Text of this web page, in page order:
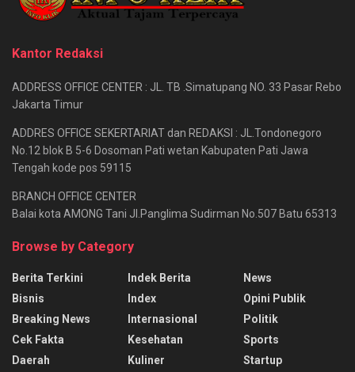
Kantor Redaksi
ADDRESS OFFICE CENTER : JL. TB .Simatupang NO. 33 Pasar Rebo
Jakarta Timur
ADDRES OFFICE SEKERTARIAT dan REDAKSI : JL.Tondonegoro
No.12 blok B 5-6 Dosoman Pati wetan Kabupaten Pati Jawa
Tengah kode pos 59115
BRANCH OFFICE CENTER
Balai kota AMONG Tani Jl.Panglima Sudirman No.507 Batu 65313
Browse by Category
Berita Terkini
Bisnis
Breaking News
Cek Fakta
Daerah
Indek Berita
Index
Internasional
Kesehatan
Kuliner
News
Opini Publik
Politik
Sports
Startup